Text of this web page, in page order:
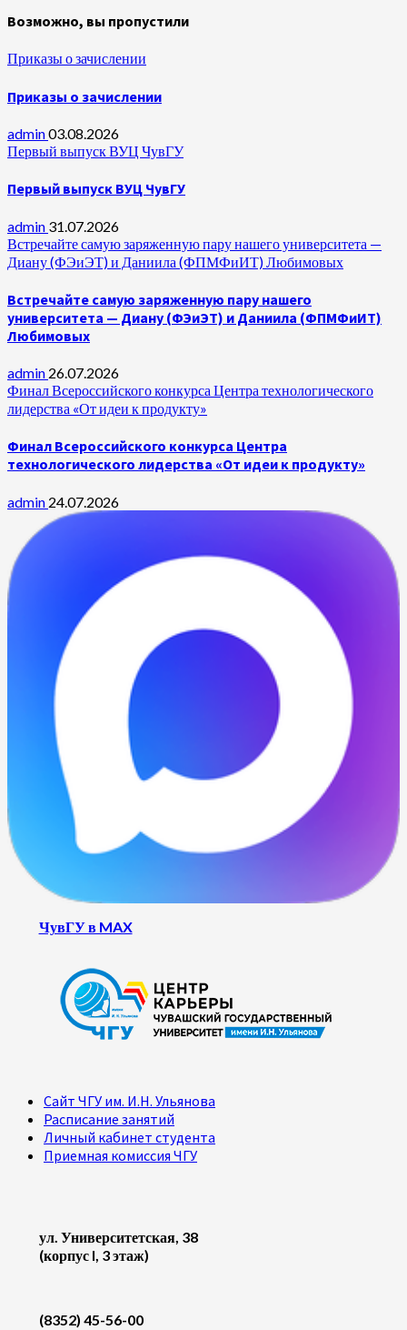
Возможно, вы пропустили
Приказы о зачислении
Приказы о зачислении
admin03.08.2026
Первый выпуск ВУЦ ЧувГУ
Первый выпуск ВУЦ ЧувГУ
admin 31.07.2026
Встречайте самую заряженную пару нашего университета —
Диану (ФЭиЭТ) и Даниила (ФПМФиИТ) Любимовых
Встречайте самую заряженную пару нашего
университета — Диану (ФЭиЭТ) и Даниила (ФПМФиИТ)
Любимовых
admin 26.07.2026
Финал Всероссийского конкурса Центра технологического
лидерства «От идеи к продукту»
Финал Всероссийского конкурса Центра
технологического лидерства «От идеи к продукту»
admin 24.07.2026
ЧувГУ в MAX
Сайт ЧГУ им. И.Н. Ульянова
Расписание занятий
Личный кабинет студента
Приемная комиссия ЧГУ
ул. Университетская, 38
(корпус I, 3 этаж)
(8352) 45-56-00